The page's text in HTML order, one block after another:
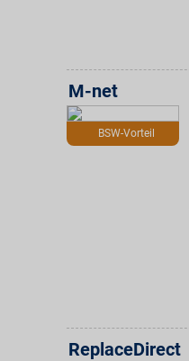
BSW-Vorteil
M-net
ReplaceDirect